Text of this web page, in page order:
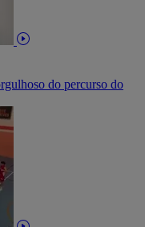
do percurso do